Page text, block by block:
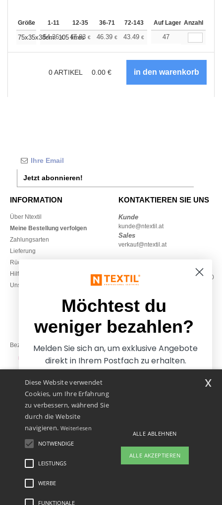
Größe 1-11 12-35 36-71 72-143 144-287 288 +
Auf Lager Anzahl
75x35x38cm. 105 litres
54.36€ 47.83 € 46.39 € 43.49 € 41.31€
47
0ARTIKEL 0.00 €
Jetzt abonnieren!
INFORMATION
Über Ntextil
Meine Bestellung verfolgen
Zahlungsarten
Lieferung
Rückerstattungen / Rückgaben
Hilfe & FAQs
Unsere Engagements
KONTAKTIEREN SIE UNS
Kunde
kunde@ntextil.at
Sales
verkauf@ntextil.at
Montag – Donnerstag: 10:00–13:00
& 14:00–17:30
Freitag: 10:00–14:00
Bezahlung mit
Unsere Paketzusteller
Rechtliche Hinweise
Diese Website verwendet
Cookies, um Ihre Erfahrung
zu verbessern, während Sie
durch die Website
navigieren. Weiterlesen
NOTWENDIGE
LEISTUNGS
WERBE
FUNKTIONALE
ALLE ABLEHNEN
ALLE AKZEPTIEREN
x
Möchtest du
weniger bezahlen?
Melden Sie sich an, um exklusive Angebote
direkt in Ihrem Postfach zu erhalten.
Ja, ich möchte weniger
bezahlen
Nein danke, ich möchte mehr bezahlen.